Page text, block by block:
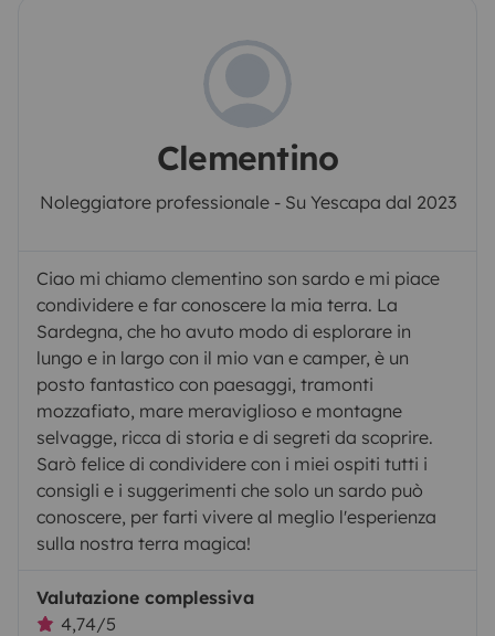
Clementino
Noleggiatore professionale - Su Yescapa dal 2023
Ciao mi chiamo clementino son sardo e mi piace
condividere e far conoscere la mia terra. La
Sardegna, che ho avuto modo di esplorare in
lungo e in largo con il mio van e camper, è un
posto fantastico con paesaggi, tramonti
mozzafiato, mare meraviglioso e montagne
selvagge, ricca di storia e di segreti da scoprire.
Sarò felice di condividere con i miei ospiti tutti i
consigli e i suggerimenti che solo un sardo può
conoscere, per farti vivere al meglio l'esperienza
sulla nostra terra magica!
Valutazione complessiva
4,74/5